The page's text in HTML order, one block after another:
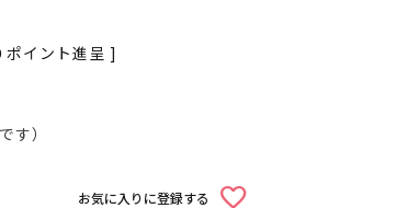
ポイント進呈 ]
す）
お気に入りに登録する